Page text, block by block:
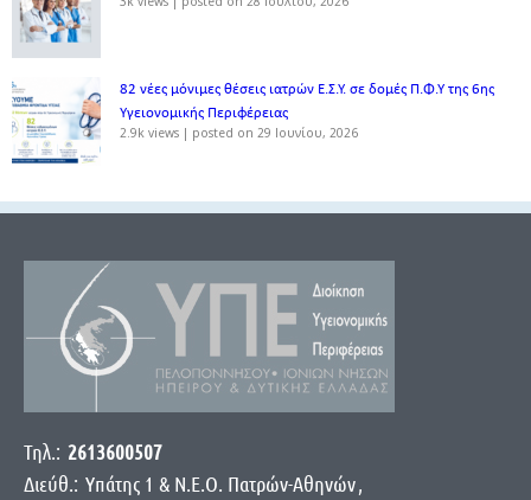
82 νέες μόνιμες θέσεις ιατρών Ε.Σ.Υ. σε δομές Π.Φ.Υ της 6ης
Υγειονομικής Περιφέρειας
2.9k views | posted on 29 Ιουνίου, 2026
Τηλ.: 2613600507
Διεύθ.: Yπάτης 1 & Ν.Ε.Ο. Πατρών-Αθηνών,